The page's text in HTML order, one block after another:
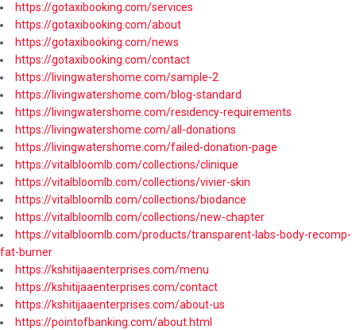
https://gotaxibooking.com/services
https://gotaxibooking.com/about
https://gotaxibooking.com/news
https://gotaxibooking.com/contact
https://livingwatershome.com/sample-2
https://livingwatershome.com/blog-standard
https://livingwatershome.com/residency-requirements
https://livingwatershome.com/all-donations
https://livingwatershome.com/failed-donation-page
https://vitalbloomlb.com/collections/clinique
https://vitalbloomlb.com/collections/vivier-skin
https://vitalbloomlb.com/collections/biodance
https://vitalbloomlb.com/collections/new-chapter
https://vitalbloomlb.com/products/transparent-labs-body-recomp-
fat-burner
https://kshitijaaenterprises.com/menu
https://kshitijaaenterprises.com/contact
https://kshitijaaenterprises.com/about-us
https://pointofbanking.com/about.html